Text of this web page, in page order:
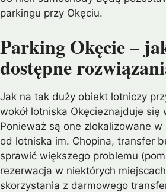
parkingu przy Okęciu.
Parking Okęcie –
dostępne
Jak na tak duży obiekt lotniczy
wokół lotniska Okęcieznajduje się
Ponieważ są one zlokalizowane w
od lotniska im. Chopina, transfer
sprawić większego problemu
rezerwacja w niektórych
skorzystania z darmowego